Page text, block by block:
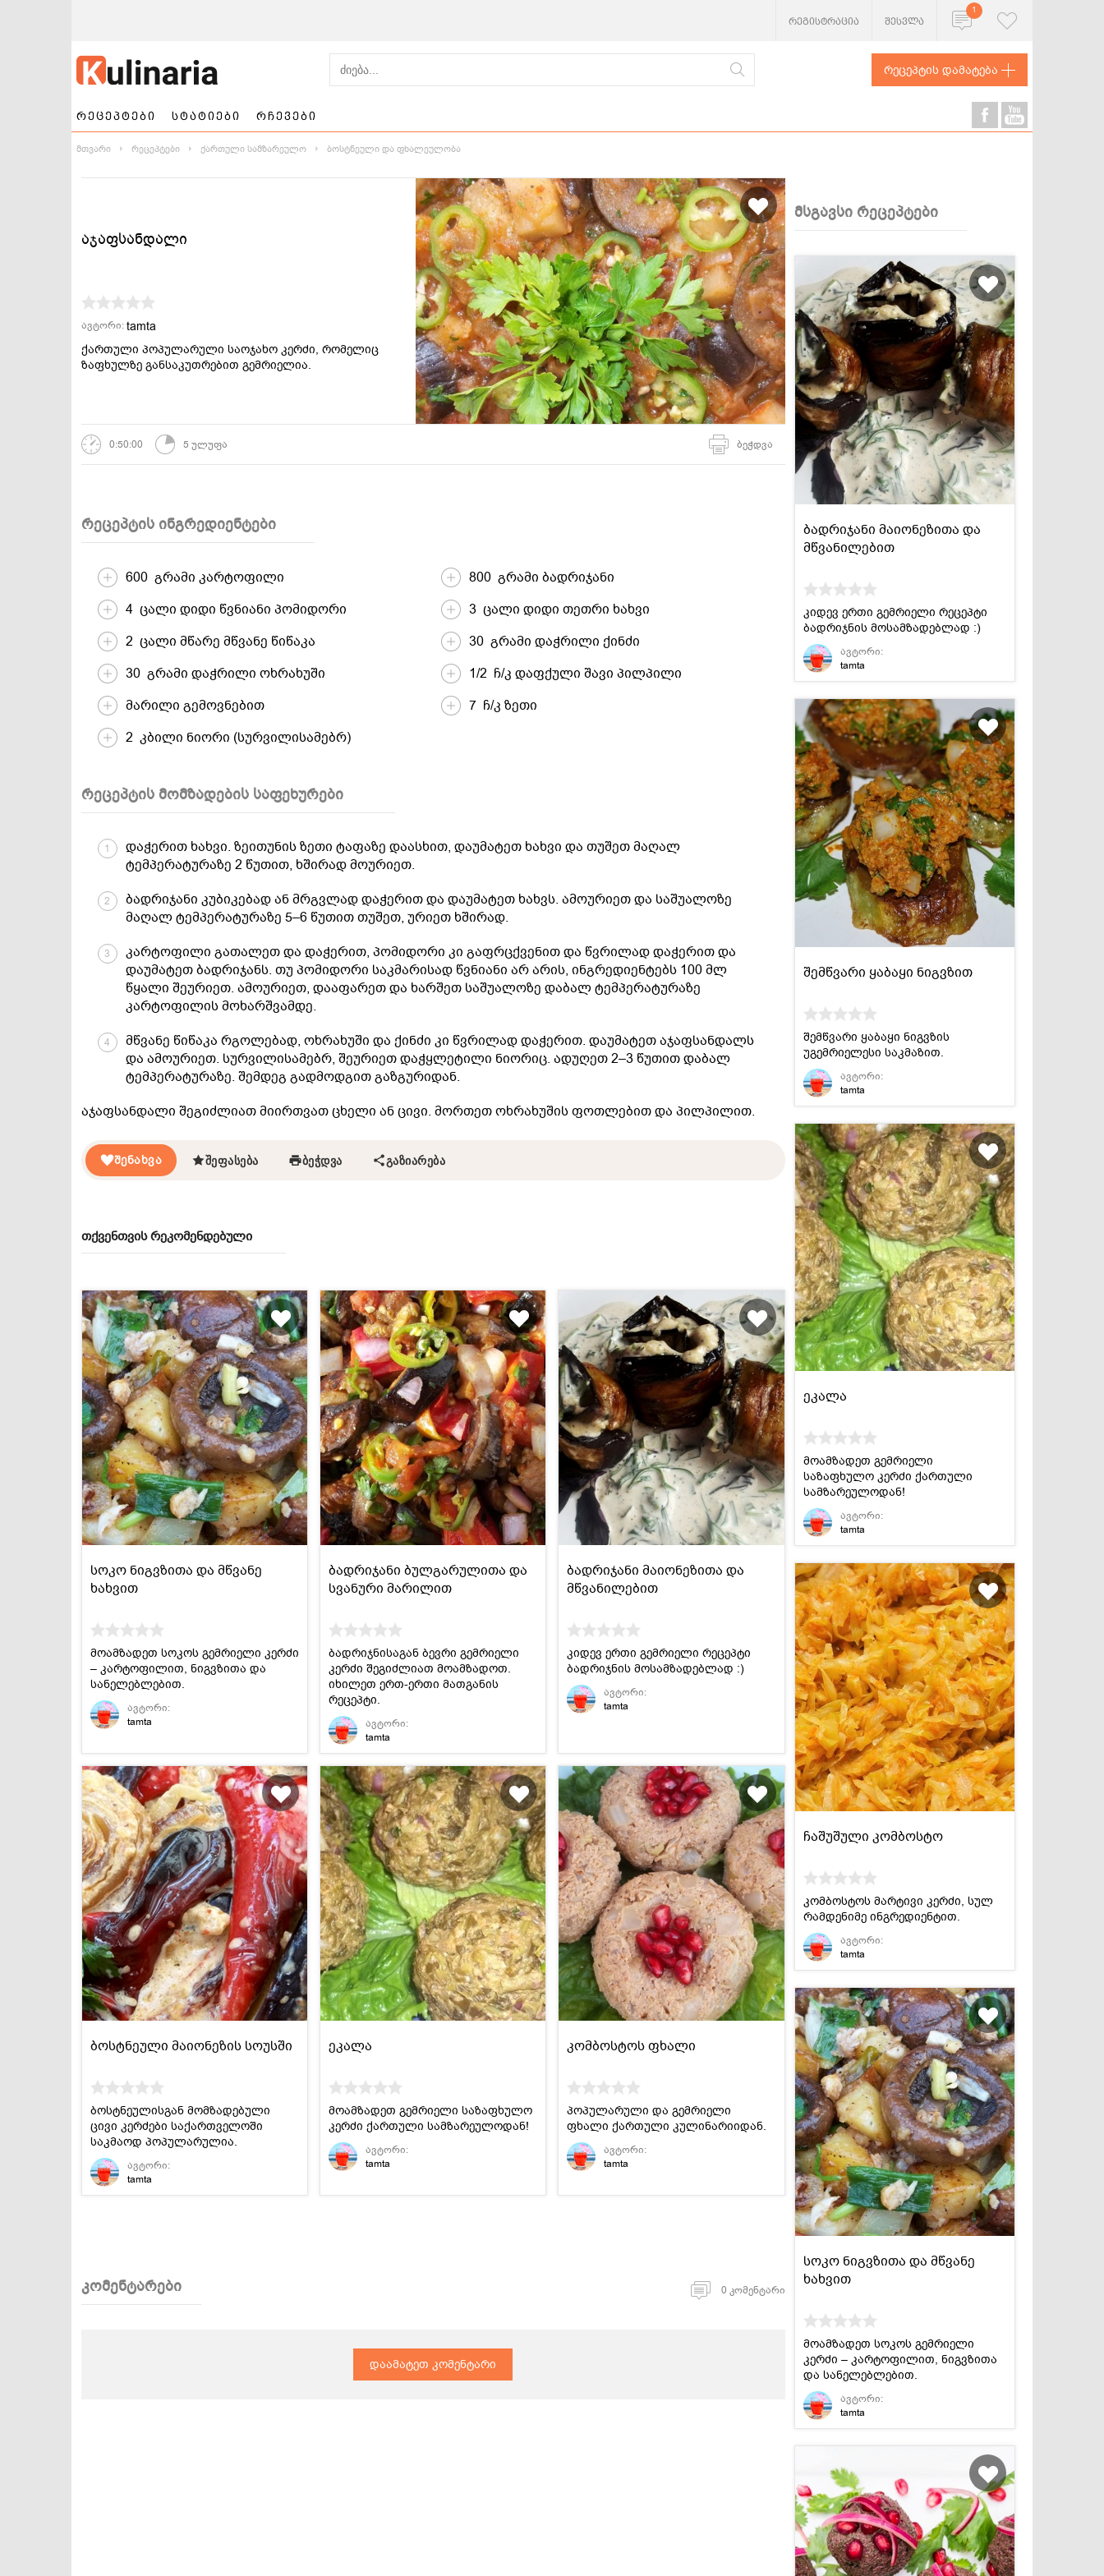
რეგისტრაცია შესვლა
1
რეცეპტის დამატება
რეცეპტები
ქართული
სამზარეულო
წვნიანები ცომეული ხორცეული
თევზი და
ზღვის
პროდუქტები
მსოფლიო
სამზარეულო
სადღესასწაულო
პასტა და
ბურღულეული
სასმელები
კონსერვი და
სოუსები
სტატიები რჩევები
მთვარი რეცეპტები ქართული სამზარეულო ბოსტნეული და ფხალეულობა
აჯაფსანდალი
ავტორი:tamta
ქართული პოპულარული საოჯახო კერძი, რომელიც
ზაფხულზე განსაკუთრებით გემრიელია.
0:50:00 5 ულუფა ბეჭდვა
რეცეპტის ინგრედიენტები
600 გრამი კარტოფილი
800 გრამი ბადრიჯანი
4 ცალი დიდი წვნიანი პომიდორი
3 ცალი დიდი თეთრი ხახვი
2 ცალი მწარე მწვანე წიწაკა
30 გრამი დაჭრილი ქინძი
30 გრამი დაჭრილი ოხრახუში
1/2 ჩ/კ დაფქული შავი პილპილი
მარილი გემოვნებით
7 ჩ/კ ზეთი
2 კბილი ნიორი (სურვილისამებრ)
რეცეპტის მომზადების საფეხურები
1
დაჭერით ხახვი. ზეითუნის ზეთი ტაფაზე დაასხით, დაუმატეთ ხახვი და თუშეთ მაღალ
ტემპერატურაზე 2 წუთით, ხშირად მოურიეთ.
2
ბადრიჯანი კუბიკებად ან მრგვლად დაჭერით და დაუმატეთ ხახვს. ამოურიეთ და საშუალოზე
მაღალ ტემპერატურაზე 5–6 წუთით თუშეთ, ურიეთ ხშირად.
3
კარტოფილი გათალეთ და დაჭერით, პომიდორი კი გაფრცქვენით და წვრილად დაჭერით და
დაუმატეთ ბადრიჯანს. თუ პომიდორი საკმარისად წვნიანი არ არის, ინგრედიენტებს 100 მლ
წყალი შეურიეთ. ამოურიეთ, დააფარეთ და ხარშეთ საშუალოზე დაბალ ტემპერატურაზე
კარტოფილის მოხარშვამდე.
4
მწვანე წიწაკა რგოლებად, ოხრახუში და ქინძი კი წვრილად დაჭერით. დაუმატეთ აჯაფსანდალს
და ამოურიეთ. სურვილისამებრ, შეურიეთ დაჭყლეტილი ნიორიც. ადუღეთ 2–3 წუთით დაბალ
ტემპერატურაზე. შემდეგ გადმოდგით გაზგურიდან.
აჯაფსანდალი შეგიძლიათ მიირთვათ ცხელი ან ცივი. მორთეთ ოხრახუშის ფოთლებით და პილპილით.
ᲨᲔᲜᲐᲮᲕᲐ ᲨᲔᲤᲐᲡᲔᲑᲐ ᲑᲔᲭᲓᲕᲐ ᲒᲐᲖᲘᲐᲠᲔᲑᲐ
თქვენთვის რეკომენდებული
სოკო ნიგვზითა და მწვანე
ხახვით
მოამზადეთ სოკოს გემრიელი კერძი
– კარტოფილით, ნიგვზითა და
სანელებლებით.
ავტორი:
tamta
ბადრიჯანი ბულგარულითა და
სვანური მარილით
ბადრიჯნისაგან ბევრი გემრიელი
კერძი შეგიძლიათ მოამზადოთ.
იხილეთ ერთ-ერთი მათგანის
რეცეპტი.
ავტორი:
tamta
ბადრიჯანი მაიონეზითა და
მწვანილებით
კიდევ ერთი გემრიელი რეცეპტი
ბადრიჯნის მოსამზადებლად :)
ავტორი:
tamta
ბოსტნეული მაიონეზის სოუსში
ბოსტნეულისგან მომზადებული
ცივი კერძები საქართველოში
საკმაოდ პოპულარულია.
ავტორი:
tamta
ეკალა
მოამზადეთ გემრიელი საზაფხულო
კერძი ქართული სამზარეულოდან!
ავტორი:
tamta
კომბოსტოს ფხალი
პოპულარული და გემრიელი
ფხალი ქართული კულინარიიდან.
ავტორი:
tamta
კომენტარები 0 კომენტარი
დაამატეთ კომენტარი
მსგავსი რეცეპტები
ბადრიჯანი მაიონეზითა და
მწვანილებით
კიდევ ერთი გემრიელი რეცეპტი
ბადრიჯნის მოსამზადებლად :)
ავტორი:
tamta
შემწვარი ყაბაყი ნიგვზით
შემწვარი ყაბაყი ნიგვზის
უგემრიელესი საკმაზით.
ავტორი:
tamta
ეკალა
მოამზადეთ გემრიელი
საზაფხულო კერძი ქართული
სამზარეულოდან!
ავტორი:
tamta
ჩაშუშული კომბოსტო
კომბოსტოს მარტივი კერძი, სულ
რამდენიმე ინგრედიენტით.
ავტორი:
tamta
სოკო ნიგვზითა და მწვანე
ხახვით
მოამზადეთ სოკოს გემრიელი
კერძი – კარტოფილით, ნიგვზითა
და სანელებლებით.
ავტორი:
tamta